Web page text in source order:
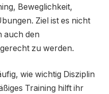
Beweglichkeit,
Ziel ist es nicht
auch den
zu werden.
wie wichtig Disziplin
Training hilft ihr